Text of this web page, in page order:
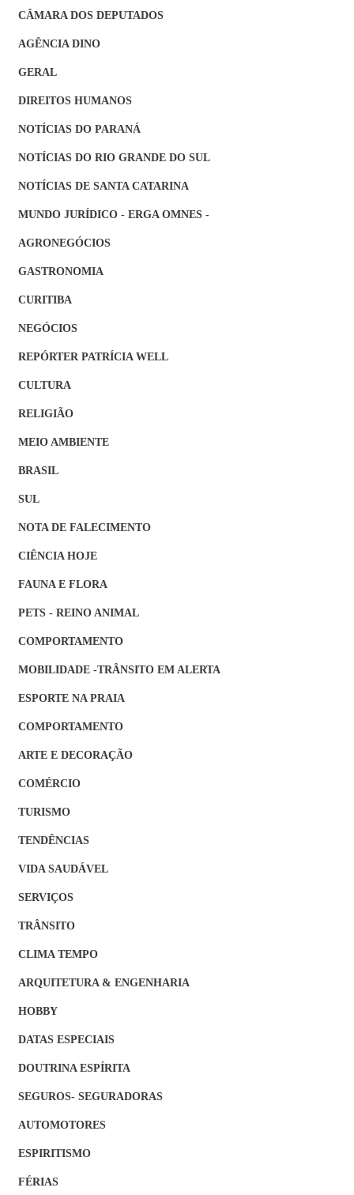
CÂMARA DOS DEPUTADOS
AGÊNCIA DINO
GERAL
DIREITOS HUMANOS
NOTÍCIAS DO PARANÁ
NOTÍCIAS DO RIO GRANDE DO SUL
NOTÍCIAS DE SANTA CATARINA
MUNDO JURÍDICO - ERGA OMNES -
AGRONEGÓCIOS
GASTRONOMIA
CURITIBA
NEGÓCIOS
REPÓRTER PATRÍCIA WELL
CULTURA
RELIGIÃO
MEIO AMBIENTE
BRASIL
SUL
NOTA DE FALECIMENTO
CIÊNCIA HOJE
FAUNA E FLORA
PETS - REINO ANIMAL
COMPORTAMENTO
MOBILIDADE -TRÂNSITO EM ALERTA
ESPORTE NA PRAIA
COMPORTAMENTO
ARTE E DECORAÇÃO
COMÉRCIO
TURISMO
TENDÊNCIAS
VIDA SAUDÁVEL
SERVIÇOS
TRÂNSITO
CLIMA TEMPO
ARQUITETURA & ENGENHARIA
HOBBY
DATAS ESPECIAIS
DOUTRINA ESPÍRITA
SEGUROS- SEGURADORAS
AUTOMOTORES
ESPIRITISMO
FÉRIAS